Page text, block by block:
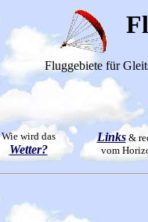
Fluggebiete für
Wie wird das
Wetter?
Links&
vom